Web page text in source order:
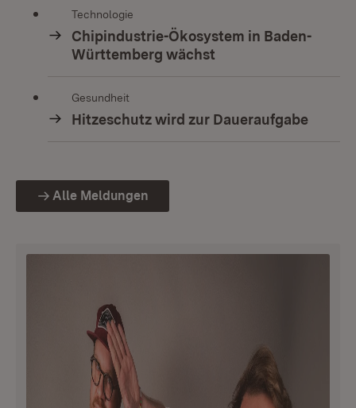
Technologie
Chipindustrie-Ökosystem in Baden-
Württemberg wächst
Gesundheit
Hitzeschutz wird zur Daueraufgabe
Alle Meldungen